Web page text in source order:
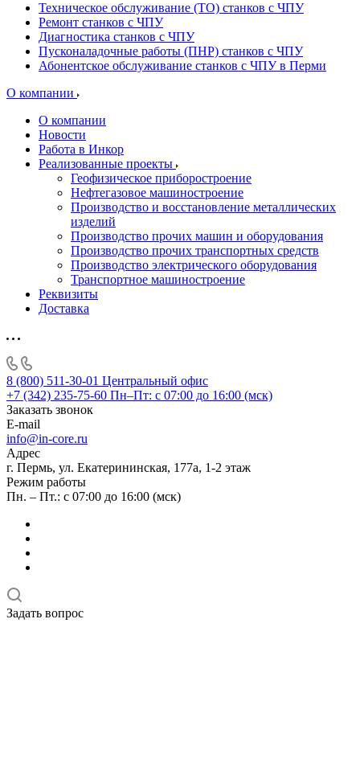
Техническое обслуживание (ТО) станков с ЧПУ
Ремонт станков с ЧПУ
Диагностика станков с ЧПУ
Пусконаладочные работы (ПНР) станков с ЧПУ
Абонентское обслуживание станков с ЧПУ в Перми
О компании
О компании
Новости
Работа в Инкор
Реализованные проекты
Геофизическое приборостроение
Нефтегазовое машиностроение
Производство и восстановление металлических
изделий
Производство прочих машин и оборудования
Производство прочих транспортных средств
Производство электрического оборудования
Транспортное машиностроение
Реквизиты
Доставка
8 (800) 511-30-01 Центральный офис
+7 (342) 235-75-60 Пн–Пт: с 07:00 до 16:00 (мск)
Заказать звонок
E-mail
info@in-core.ru
Адрес
г. Пермь, ул. ​Екатерининская, 177а, ​1-2 этаж
Режим работы
Пн. – Пт.: с 07:00 до 16:00 (мск)
Задать вопрос